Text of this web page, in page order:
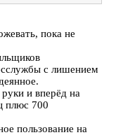
пока не
с лишением
и вперёд на
плюс 700
пользование на